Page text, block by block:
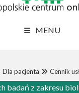
MENU
Dla pacjenta Cennik
badań z zakresu